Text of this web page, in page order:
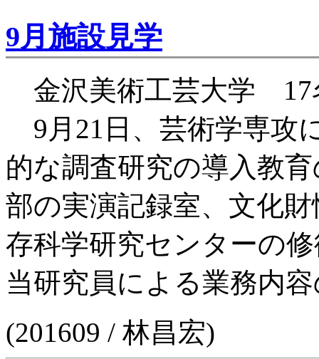
9月施設見学
金沢美術工芸大学 17
9月21日、芸術学専攻
的な調査研究の導入教
部の実演記録室、文化
存科学研究センターの
当研究員による業務
(201609 / 林昌宏)